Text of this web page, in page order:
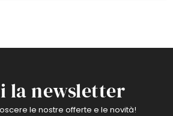
la newsletter
le nostre offerte e le novità!